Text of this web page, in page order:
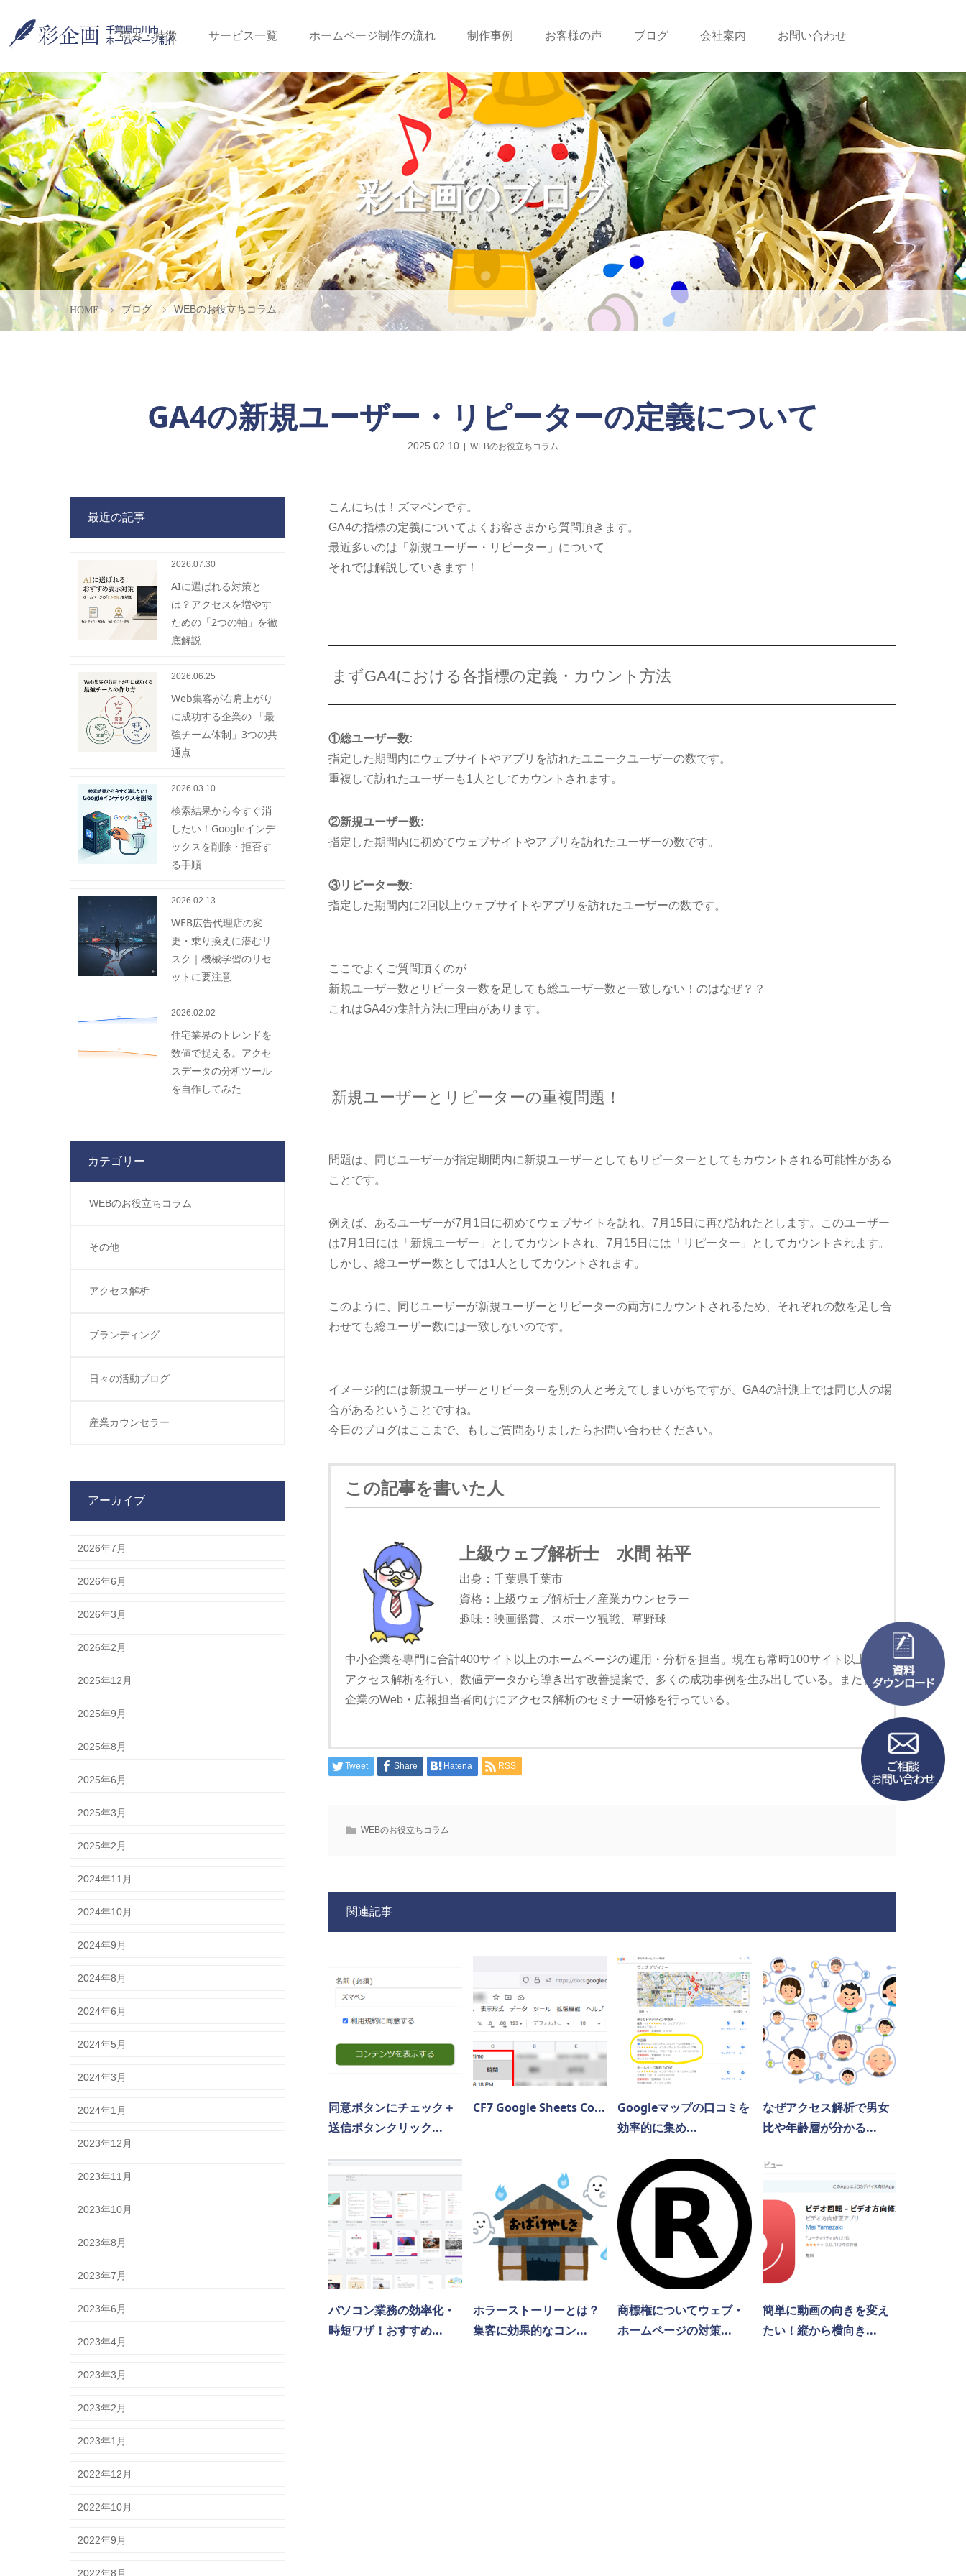
強み・特徴 サービス一覧 ホームページ制作の流れ 制作事例 お客様の声 ブログ 会社案内 お問い合わせ
彩企画のブログ
ブログ WEBのお役立ちコラム
GA4の新規ユーザー・リピーターの定義について
2025.02.10 WEBのお役立ちコラム
こんにちは！ズマペンです。
GA4の指標の定義についてよくお客さまから質問頂きます。
最近多いのは「新規ユーザー・リピーター」について
それでは解説していきます！
まずGA4における各指標の定義・カウント方法
①総ユーザー数:
指定した期間内にウェブサイトやアプリを訪れたユニークユーザーの数です。
重複して訪れたユーザーも1人としてカウントされます。
②新規ユーザー数:
指定した期間内に初めてウェブサイトやアプリを訪れたユーザーの数です。
③リピーター数:
指定した期間内に2回以上ウェブサイトやアプリを訪れたユーザーの数です。
ここでよくご質問頂くのが
新規ユーザー数とリピーター数を足しても総ユーザー数と一致しない！のはなぜ？？
これはGA4の集計方法に理由があります。
新規ユーザーとリピーターの重複問題！
問題は、同じユーザーが指定期間内に新規ユーザーとしてもリピーターとしてもカウントされる可能性がある
ことです。
例えば、あるユーザーが7月1日に初めてウェブサイトを訪れ、7月15日に再び訪れたとします。このユーザー
は7月1日には「新規ユーザー」としてカウントされ、7月15日には「リピーター」としてカウントされます。
しかし、総ユーザー数としては1人としてカウントされます。
このように、同じユーザーが新規ユーザーとリピーターの両方にカウントされるため、それぞれの数を足し合
わせても総ユーザー数には一致しないのです。
イメージ的には新規ユーザーとリピーターを別の人と考えてしまいがちですが、GA4の計測上では同じ人の場
合があるということですね。
今日のブログはここまで、もしご質問ありましたらお問い合わせください。
この記事を書いた人
上級ウェブ解析士 水間 祐平
出身：千葉県千葉市
資格：上級ウェブ解析士／産業カウンセラー
趣味：映画鑑賞、スポーツ観戦、草野球
中小企業を専門に合計400サイト以上のホームページの運用・分析を担当。現在も常時100サイト以上の
アクセス解析を行い、数値データから導き出す改善提案で、多くの成功事例を生み出している。また、
企業のWeb・広報担当者向けにアクセス解析のセミナー研修を行っている。
Tweet Share Hatena RSS
WEBのお役立ちコラム
関連記事
同意ボタンにチェック＋
送信ボタンクリック...
CF7 Google Sheets Co...
Googleマップの口コミを
効率的に集め...
なぜアクセス解析で男女
比や年齢層が分かる...
パソコン業務の効率化・
時短ワザ！おすすめ...
ホラーストーリーとは？
集客に効果的なコン...
商標権についてウェブ・
ホームページの対策...
簡単に動画の向きを変え
たい！縦から横向き...
最近の記事
2026.07.30
AIに選ばれる対策と
は？アクセスを増やす
ための「2つの軸」を徹
底解説
2026.06.25
Web集客が右肩上がり
に成功する企業の 「最
強チーム体制」3つの共
通点
2026.03.10
検索結果から今すぐ消
したい！Googleインデ
ックスを削除・拒否す
る手順
2026.02.13
WEB広告代理店の変
更・乗り換えに潜むリ
スク｜機械学習のリセ
ットに要注意
2026.02.02
住宅業界のトレンドを
数値で捉える。アクセ
スデータの分析ツール
を自作してみた
カテゴリー
WEBのお役立ちコラム
その他
アクセス解析
ブランディング
日々の活動ブログ
産業カウンセラー
アーカイブ
2026年7月
2026年6月
2026年3月
2026年2月
2025年12月
2025年9月
2025年8月
2025年6月
2025年3月
2025年2月
2024年11月
2024年10月
2024年9月
2024年8月
2024年6月
2024年5月
2024年3月
2024年1月
2023年12月
2023年11月
2023年10月
2023年8月
2023年7月
2023年6月
2023年4月
2023年3月
2023年2月
2023年1月
2022年12月
2022年10月
2022年9月
2022年8月